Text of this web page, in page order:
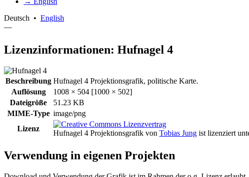
Deutsch • English
—
Lizenzinformationen: Hufnagel 4
Beschreibung Hufnagel 4 Projektionsgrafik, politische Karte.
Auflösung
1008 × 504 [1000 × 502]
Dateigröße
51.23 KB
MIME-Type image/png
Lizenz
Hufnagel 4 Projektionsgrafik von Tobias Jung ist lizenziert
Verwendung in eigenen Projekten